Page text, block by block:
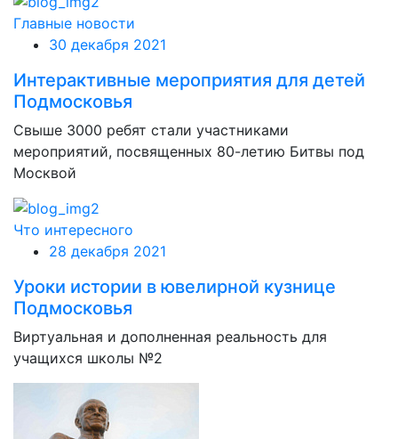
Главные новости
30 декабря 2021
Интерактивные мероприятия для детей
Подмосковья
Свыше 3000 ребят стали участниками
мероприятий, посвященных 80-летию Битвы под
Москвой
Что интересного
28 декабря 2021
Уроки истории в ювелирной кузнице
Подмосковья
Виртуальная и дополненная реальность для
учащихся школы №2